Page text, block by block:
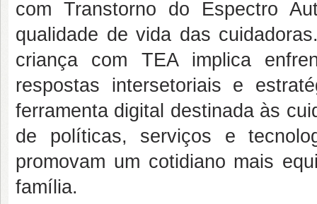
com Transtorno do Espectro
qualidade de vida das
criança com TEA implica
respostas intersetoriais e
ferramenta digital destinada às
de políticas, serviços e
promovam um cotidiano mais
família.